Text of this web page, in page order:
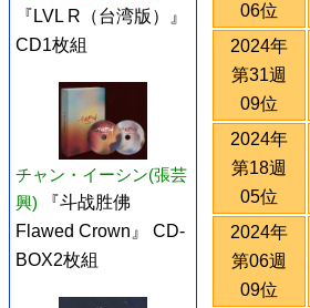
『LVL R（台湾版）』
CD1枚組
チャン・イーシン(張芸
興)
『斗战胜佛
Flawed Crown』 CD-
BOX2枚組
06位
2024年
第31週
09位
2024年
第18週
05位
2024年
第06週
09位